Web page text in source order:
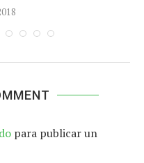
para publicar un